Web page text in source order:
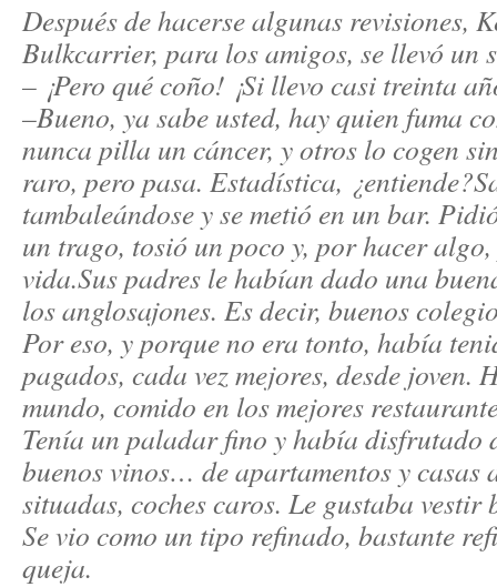
Después de hacerse algunas revisiones,
Bulkcarrier, para los amigos, se llevó un
– ¡Pero qué coño! ¡Si llevo casi treinta
–Bueno, ya sabe usted, hay quien fuma
nunca pilla un cáncer, y otros lo cogen
raro, pero pasa. Estadística, ¿entiende?
tambaleándose y se metió en un bar.
un trago, tosió un poco y, por hacer
vida.Sus padres le habían dado una
los anglosajones. Es decir, buenos
Por eso, y porque no era tonto, había
pagados, cada vez mejores, desde
mundo, comido en los mejores
Tenía un paladar fino y había disfrutado
buenos vinos… de apartamentos y casas
situadas, coches caros. Le gustaba vestir
Se vio como un tipo refinado, bastante
queja.